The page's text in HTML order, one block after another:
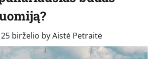
birželio byAistė Petraitė